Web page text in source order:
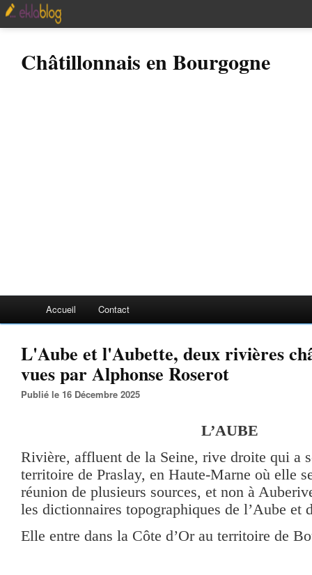
Châtillonnais en Bourgogne
Accueil Contact
L'Aube et l'Aubette, deux rivières
vues par Alphonse Roserot
Publié le 16 Décembre 2025
L’AUBE
Rivière, affluent de la Seine, rive droite qui a
territoire de Praslay, en Haute-Marne où elle
réunion de plusieurs sources, et non à
les dictionnaires topographiques de l’Aube et
Elle entre dans la Côte d’Or au territoire de